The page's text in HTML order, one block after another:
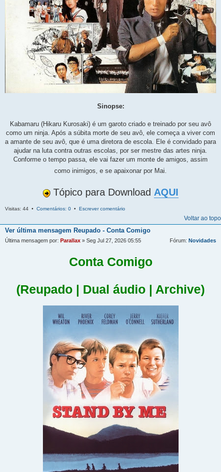
Sinopse:
Kabamaru (Hikaru Kurosaki) é um garoto criado e treinado por seu avô
como um ninja. Após a súbita morte de seu avô, ele começa a viver com
a amante de seu avô, que é uma diretora de escola. Ele é convidado para
ajudar na luta contra outras escolas, por ser mestre das artes ninja.
Conforme o tempo passa, ele vai fazer um monte de amigos, assim
como inimigos, e se apaixonar por Mai.
Tópico para Download AQUI
Visitas: 44 • Comentários: 0 • Escrever comentário
Voltar ao topo
Ver última mensagem Reupado - Conta Comigo
Última mensagem por: Parallax » Seg Jul 27, 2026 05:55 Fórum: Novidades
Conta Comigo
(Reupado | Dual áudio | Archive)